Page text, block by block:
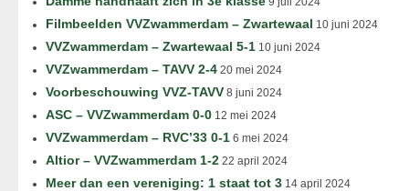
Filmbeelden VVZwammerdam – Zwartewaal 10 juni 2024
VVZwammerdam – Zwartewaal 5-1 10 juni 2024
VVZwammerdam – TAVV 2-4 20 mei 2024
Voorbeschouwing VVZ-TAVV 8 juni 2024
ASC – VVZwammerdam 0-0 12 mei 2024
VVZwammerdam – RVC’33 0-1 6 mei 2024
Altior – VVZwammerdam 1-2 22 april 2024
Meer dan een vereniging: 1 staat tot 3 14 april 2024